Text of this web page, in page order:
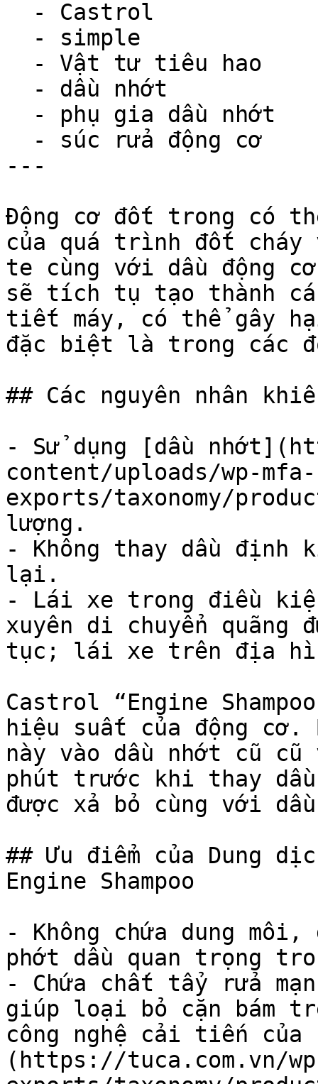
---
Động cơ đốt trong có
của quá trình đốt cháy
te cùng với dầu động
sẽ tích tụ tạo thành
tiết máy, có thể gây
đặc biệt là trong các
## Các nguyên nhân
- Sử dụng [dầu
content/uploads/wp-mfa-
exports/taxonomy/
lượng.
- Không thay dầu định
lại.
- Lái xe trong điều
xuyên di chuyển quãng
tục; lái xe trên địa
Castrol “Engine
hiệu suất của động cơ.
này vào dầu nhớt cũ
phút trước khi thay
được xả bỏ cùng với
## Ưu điểm của Dung
Engine Shampoo
- Không chứa dung môi,
phớt dầu quan trọng
- Chứa chất tẩy rửa
giúp loại bỏ cặn bám
công nghệ cải tiến
(https://tuca.com.vn/